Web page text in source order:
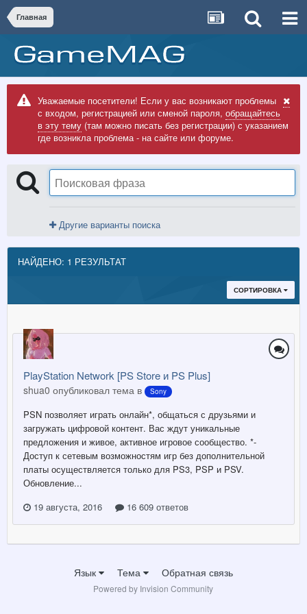
Главная
Уважаемые посетители! Если у вас возникают проблемы
с входом, регистрацией или сменой пароля, обращайтесь
в эту тему (там можно писать без регистрации) с указанием
где возникла проблема - на сайте или форуме.
Другие варианты поиска
НАЙДЕНО: 1 РЕЗУЛЬТАТ
СОРТИРОВКА
PlayStation Network [PS Store и PS Plus]
shua0 опубликовал тема в Sony
PSN позволяет играть онлайн*, общаться с друзьями и
загружать цифровой контент. Вас ждут уникальные
предложения и живое, активное игровое сообщество. *-
Доступ к сетевым возможностям игр без дополнительной
платы осуществляется только для PS3, PSP и PSV.
Обновление...
19 августа, 2016
16 609 ответов
Язык Тема Обратная связь
Powered by Invision Community